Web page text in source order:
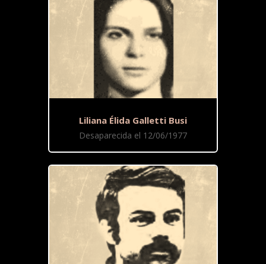
Liliana Élida Galletti Busi
Desaparecida el 12/06/1977